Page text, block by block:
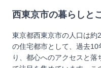
西東京市の暮らしと
東京都西東京市の人口は
の住宅都市として、過去
り、都心へのアクセスと